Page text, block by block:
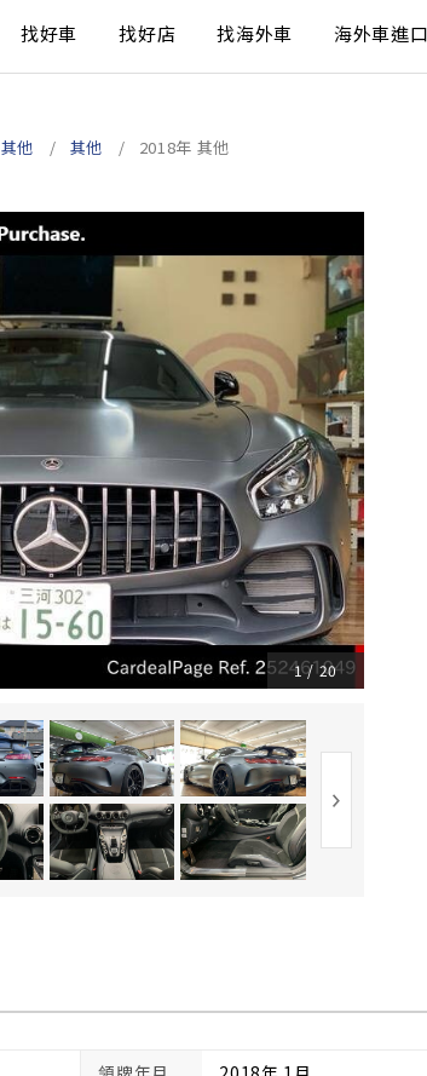
找好車 找好店 找海外車 海外車進
其他 其他 2018年 其他
1/20